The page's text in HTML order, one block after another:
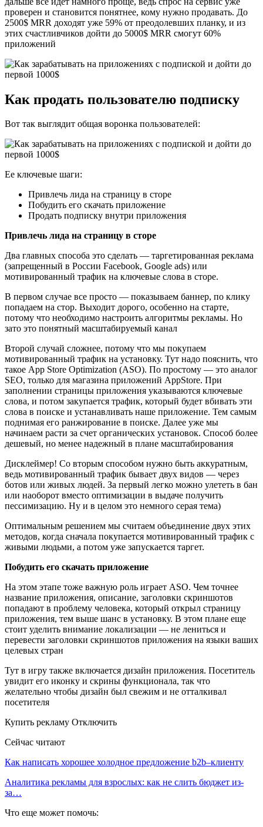
проверен и становится понятнее, кому нужно продавать. До
2500$ MRR доходят уже 59% от преодолевших планку, и из
этих счастливчиков дойти до 5000$ MRR смогут 60%
приложений
Как продать пользователю подписку
Вот так выглядит общая воронка пользователей:
Ее ключевые шаги:
Привлечь лида на страницу в сторе
Побудить его скачать приложение
Продать подписку внутри приложения
Привлечь лида на страницу в сторе
Два главных способа это сделать — таргетированная реклама
(запрещенный в России Facebook, Google ads) или
мотивированный трафик на ключевые слова в сторе.
В первом случае все просто — показываем баннер, по клику
попадаем на стор. Выходит дорого, особенно на старте,
потому что необходимо настроить алгоритмы рекламы. Но
зато это понятный масштабируемый канал
Второй случай сложнее, потому что мы покупаем
мотивированный трафик на установку. Тут надо пояснить, что
такое App Store Optimization (ASO). По простому — это аналог
SEO, только для магазина приложений AppStore. При
заполнении страницы приложения указываются ключевые
слова, и потом закупается трафик, который будет вбивать эти
слова в поиске и устанавливать наше приложение. Тем самым
поднимая его ранжирование в поиске. Далее уже мы
начинаем расти за счет органических установок. Способ более
дешевый, но менее надежный в плане масштабирования
Дисклеймер! Со вторым способом нужно быть аккуратным,
ведь мотивированный трафик бывает двух видов — через
ботов или живых людей. За первый легко можно улететь в бан
или наоборот вместо оптимизации в выдаче получить
пессимизацию. Ну и в целом это немного серая тема)
Оптимальным решением мы считаем объединение двух этих
методов, когда сначала покупается мотивированный трафик с
живыми людьми, а потом уже запускается таргет.
Побудить его скачать приложение
На этом этапе тоже важную роль играет ASO. Чем точнее
название приложения, описание, заголовки скриншотов
попадают в проблему человека, который открыл страницу
приложения, тем выше шанс в установку. В этом плане еще
стоит уделить внимание локализации — не лениться и
перевести заголовки скриншотов приложения на языки ваших
целевых стран
Тут в игру также включается дизайн приложения. Посетитель
увидит его иконку и скрины функционала, так что
желательно чтобы дизайн был свежим и не отталкивал
посетителя
Купить рекламу Отключить
Сейчас читают
Как написать хорошее холодное предложение b2b–клиенту
Аналитика рекламы для взрослых: как не слить бюджет из-
за…
Что еще может помочь: